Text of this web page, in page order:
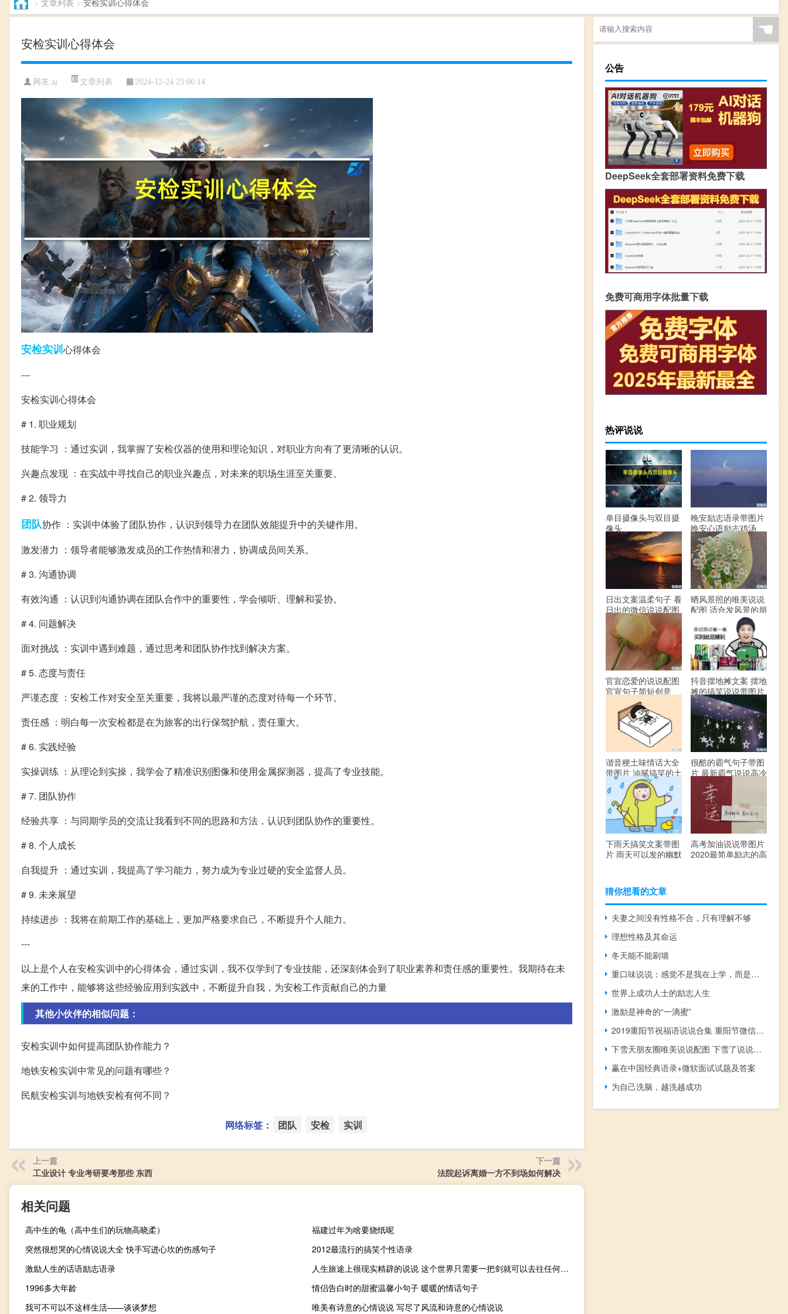
安检实训心得体会
网友:aj 文章列表 2024-12-24 23:06:14
安检实训心得体会
---
安检实训心得体会
# 1. 职业规划
技能学习 ：通过实训，我掌握了安检仪器的使用和理论知识，对职业方向有了更清晰的认识。
兴趣点发现 ：在实战中寻找自己的职业兴趣点，对未来的职场生涯至关重要。
# 2. 领导力
团队协作 ：实训中体验了团队协作，认识到领导力在团队效能提升中的关键作用。
激发潜力 ：领导者能够激发成员的工作热情和潜力，协调成员间关系。
# 3. 沟通协调
有效沟通 ：认识到沟通协调在团队合作中的重要性，学会倾听、理解和妥协。
# 4. 问题解决
面对挑战 ：实训中遇到难题，通过思考和团队协作找到解决方案。
# 5. 态度与责任
严谨态度 ：安检工作对安全至关重要，我将以最严谨的态度对待每一个环节。
责任感 ：明白每一次安检都是在为旅客的出行保驾护航，责任重大。
# 6. 实践经验
实操训练 ：从理论到实操，我学会了精准识别图像和使用金属探测器，提高了专业技能。
# 7. 团队协作
经验共享 ：与同期学员的交流让我看到不同的思路和方法，认识到团队协作的重要性。
# 8. 个人成长
自我提升 ：通过实训，我提高了学习能力，努力成为专业过硬的安全监督人员。
# 9. 未来展望
持续进步 ：我将在前期工作的基础上，更加严格要求自己，不断提升个人能力。
---
以上是个人在安检实训中的心得体会，通过实训，我不仅学到了专业技能，还深刻体会到了职业素养和责任感的重要性。我期待在未
来的工作中，能够将这些经验应用到实践中，不断提升自我，为安检工作贡献自己的力量
其他小伙伴的相似问题：
安检实训中如何提高团队协作能力？
地铁安检实训中常见的问题有哪些？
民航安检实训与地铁安检有何不同？
网络标签： 团队 安检 实训
上一篇
工业设计 专业考研要考那些 东西
下一篇
法院起诉离婚一方不到场如何解决
相关问题
高中生的龟（高中生们的玩物高晓柔）
福建过年为啥要烧纸呢
突然很想哭的心情说说大全 快手写进心坎的伤感句子
2012最流行的搞笑个性语录
激励人生的话语励志语录
人生旅途上很现实精辟的说说 这个世界只需要一把剑就可以去往任何地方
1996多大年龄
情侣告白时的甜蜜温馨小句子 暖暖的情话句子
我可不可以不这样生活——谈谈梦想
唯美有诗意的心情说说 写尽了风流和诗意的心情说说
☚
公告
DeepSeek全套部署资料免费下载
免费可商用字体批量下载
热评说说
单目摄像头与双目摄
像头
晚安励志语录带图片
晚安心语励志鸡汤
日出文案温柔句子 看
日出的微信说说配图
晒风景照的唯美说说
配图 适合发风景的朋
官宣恋爱的说说配图
官宣句子简短创意
抖音摆地摊文案 摆地
摊的搞笑说说带图片
谐音梗土味情话大全
带图片 油腻搞笑的土
味情话
很酷的霸气句子带图
片 最新霸气说说高冷
下雨天搞笑文案带图
片 雨天可以发的幽默
高考加油说说带图片
2020最简单励志的高
猜你想看的文章
夫妻之间没有性格不合，只有理解不够
理想性格及其命运
冬天能不能刷墙
重口味说说：感觉不是我在上学，而是学在上我，简单粗暴还不带套
世界上成功人士的励志人生
激励是神奇的“一滴蜜”
2019重阳节祝福语说说合集 重阳节微信祝福经典
下雪天朋友圈唯美说说配图 下雪了说说简短一句话
赢在中国经典语录+微软面试试题及答案
为自己洗脑，越洗越成功